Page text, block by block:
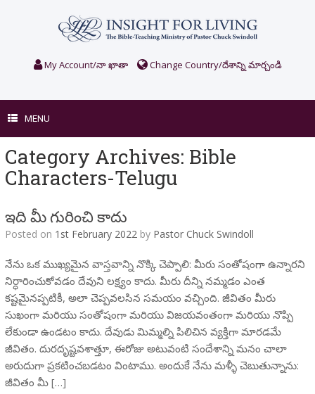
My Account/నా ఖాతా Change Country/దేశాన్ని మార్చండి
MENU
Category Archives: Bible
Characters-Telugu
ఇది మీ గురించి కాదు
Posted on 1st February 2022 by Pastor Chuck Swindoll
నేను ఒక ముఖ్యమైన వాస్తవాన్ని నొక్కి చెప్పాలి: మీరు సంతోషంగా ఉన్నారని
నిర్ధారించుకోవడం దేవుని లక్ష్యం కాదు. మీరు దీన్ని నమ్మడం ఎంత
కష్టమైనప్పటికీ, అలా చెప్పవలసిన సమయం వచ్చింది. జీవితం మీరు
సుఖంగా మరియు సంతోషంగా మరియు విజయవంతంగా మరియు నొప్పి
లేకుండా ఉండటం కాదు. దేవుడు మిమ్మల్ని పిలిచిన వ్యక్తిగా మారడమే
జీవితం. దురదృష్టవశాత్తూ, ఈరోజు అటువంటి సందేశాన్ని మనం చాలా
అరుదుగా ప్రకటించబడటం వింటాము. అందుకే నేను మళ్ళీ చెబుతున్నాను:
జీవితం మీ […]